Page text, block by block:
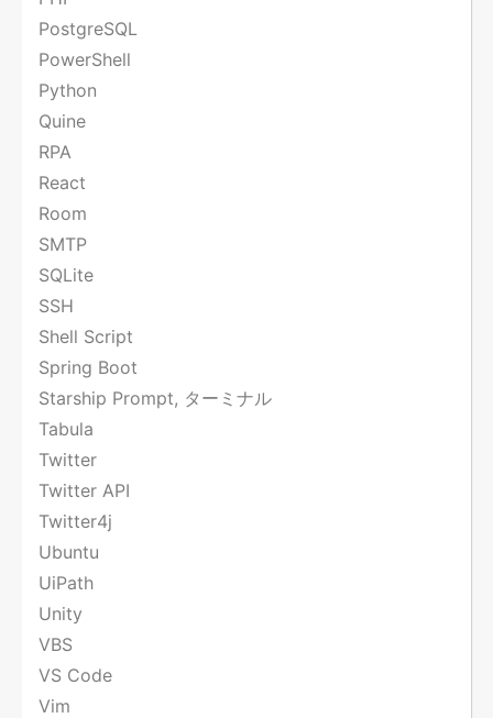
PostgreSQL
PowerShell
Python
Quine
RPA
React
Room
SMTP
SQLite
SSH
Shell Script
Spring Boot
Starship Prompt, ターミナル
Tabula
Twitter
Twitter API
Twitter4j
Ubuntu
UiPath
Unity
VBS
VS Code
Vim